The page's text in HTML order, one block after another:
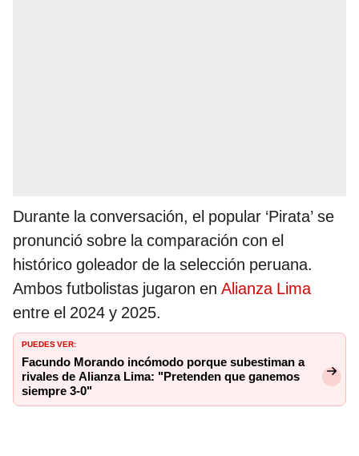
Durante la conversación, el popular ‘Pirata’ se
pronunció sobre la comparación con el
histórico goleador de la selección peruana.
Ambos futbolistas jugaron en Alianza Lima
entre el 2024 y 2025.
PUEDES VER:
Facundo Morando incómodo porque subestiman a
rivales de Alianza Lima: "Pretenden que ganemos
siempre 3-0"